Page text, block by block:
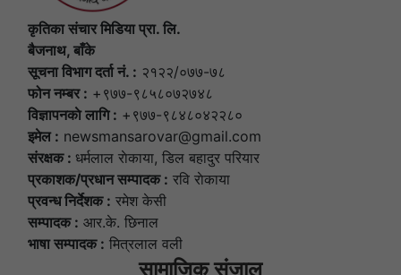
कृतिका संचार मिडिया प्रा. लि.
बैजनाथ, बाँके
सूचना विभाग दर्ता नं. : २१२२/०७७-७८
फोन नम्बर : +९७७-९८५८०७२७४८
विज्ञापनकाे लागि : +९७७-९८४८०४२२८०
इमेल : newsmansarovar@gmail.com
संरक्षक : धर्मलाल राेकाया, डिल बहादुर परियार
प्रकाशक/प्रधान सम्पादक : रवि राेकाया
प्रवन्ध निर्देशक : रमेश केसी
सम्पादक : आर.के. छिनाल
भाषा सम्पादक : मित्रलाल वली
सामाजिक संजाल